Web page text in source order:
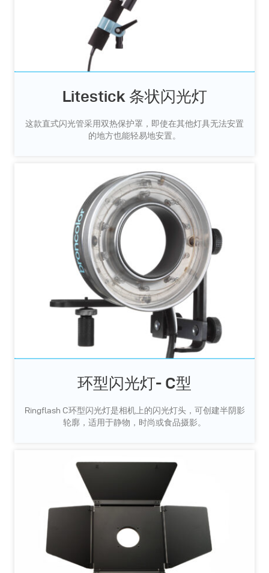
Litestick 条状闪光灯
这款直式闪光管采用双热保护罩，即使在其他灯具无法安置
的地方也能轻易地安置。
环型闪光灯- C型
Ringflash C环型闪光灯是相机上的闪光灯头，可创建半阴影
轮廓，适用于静物，时尚或食品摄影。